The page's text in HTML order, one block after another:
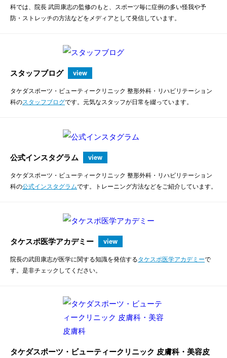
科では、院長 武田康志の監修のもと、スポーツ毎に症例の多い怪我や予
防・ストレッチの方法などをメディアとして発信しています。
スタッフブログ view
タケダスポーツ・ビューティークリニック 整形外科・リハビリテーション
科のスタッフブログです。元気なスタッフが日常を綴っています。
公式インスタグラム view
タケダスポーツ・ビューティークリニック 整形外科・リハビリテーション
科の公式インスタグラムです。トレーニング方法などをご紹介しています。
タケスポ医学アカデミー view
院長の武田康志が医学に関する知識を発信するタケスポ医学アカデミーで
す。是非チェックしてください。
タケダスポーツ・ビューティークリニック 皮膚科・美容皮